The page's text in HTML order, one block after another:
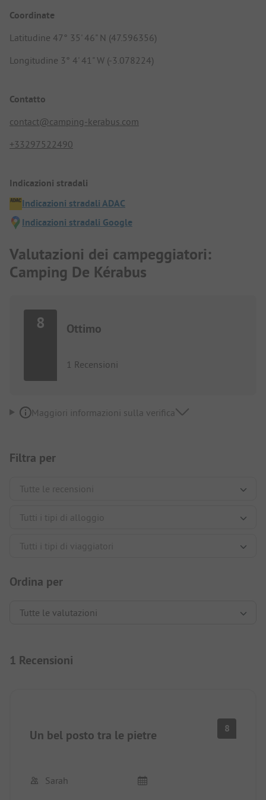
Coordinate
Latitudine 47° 35' 46" N (47.596356)
Longitudine 3° 4' 41" W (-3.078224)
Contatto
contact@camping-kerabus.com
+33297522490
Indicazioni stradali
Indicazioni stradali ADAC
Indicazioni stradali Google
Valutazioni dei campeggiatori:
Camping De Kérabus
8 Ottimo
1 Recensioni
Maggiori informazioni sulla verifica
Filtra per
Ordina per
1 Recensioni
Un bel posto tra le pietre 8
Sarah